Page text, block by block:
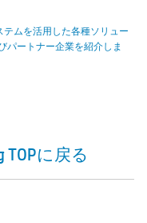
テムを活用した各種ソリュー
パートナー企業を紹介しま
TOPに戻る